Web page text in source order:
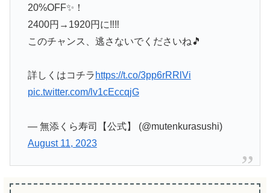
20%OFF✨！
2400円→1920円に‼‼
このチャンス、逃さないでくださいね🎵
詳しくはコチラ https://t.co/3pp6rRRlVi
pic.twitter.com/lv1cEccqjG
— 無添くら寿司【公式】 (@mutenkurasushi)
August 11, 2023